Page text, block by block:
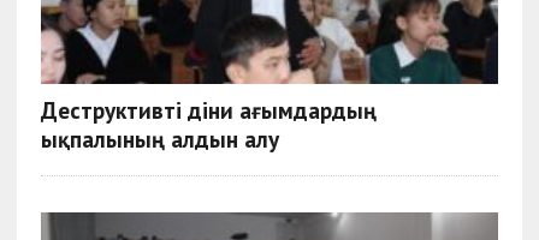
Деструктивті діни ағымдардың
ықпалының алдын алу